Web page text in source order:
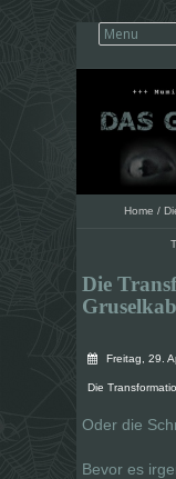
Home /
Die
Freitag, 29.
Die
Oder die
Bevor es